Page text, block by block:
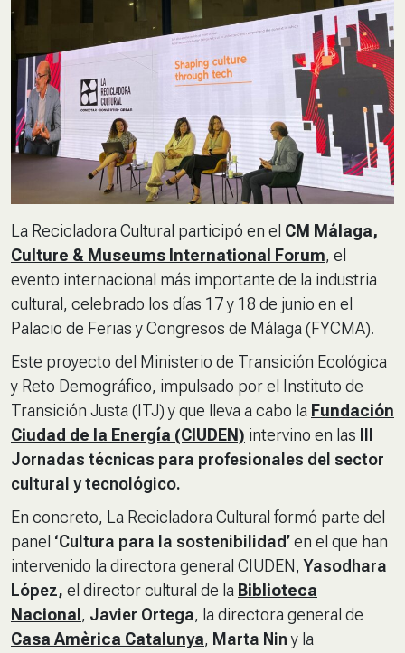
La Recicladora Cultural participó en el CM Málaga,
Culture & Museums International Forum, el
evento internacional más importante de la industria
cultural, celebrado los días 17 y 18 de junio en el
Palacio de Ferias y Congresos de Málaga (FYCMA).
Este proyecto del Ministerio de Transición Ecológica
y Reto Demográfico, impulsado por el Instituto de
Transición Justa (ITJ) y que lleva a cabo la Fundación
Ciudad de la Energía (CIUDEN) intervino en las
Jornadas técnicas para profesionales del sector
cultural y tecnológico.
En concreto, La Recicladora Cultural formó parte del
panel ‘Cultura para la sostenibilidad’en el que han
intervenido la directora general CIUDEN, Yasodhara
López, el director cultural de la Biblioteca
Nacional , Javier Ortega, la directora general de
Casa Amèrica Catalunya, Marta Niny la